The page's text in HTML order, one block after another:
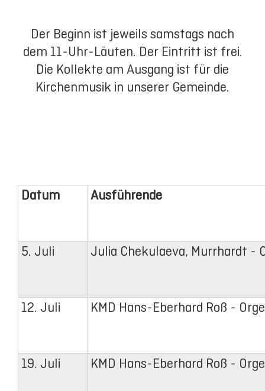
Der Beginn ist jeweils samstags nach
dem 11-Uhr-Läuten. Der Eintritt ist frei.
Die Kollekte am Ausgang ist für die
Kirchenmusik in unserer Gemeinde.
Datum Ausführende
5. Juli Julia Chekulaeva, Murrhardt -
12. Juli KMD Hans-Eberhard Roß -
19. Juli KMD Hans-Eberhard Roß -